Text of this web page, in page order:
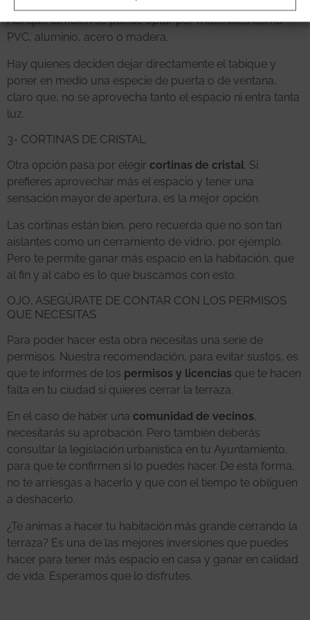
tras tirar el tabique, es utilizar un
Aunque también se puede optar por materiales como
PVC, aluminio, acero o madera.
Hay quienes deciden dejar directamente el tabique y
poner en medio una especie de puerta o de ventana,
claro que, no se aprovecha tanto el espacio ni entra tanta
luz.
3- CORTINAS DE CRISTAL
Otra opción pasa por elegir cortinas de cristal. Si
prefieres aprovechar más el espacio y tener una
sensación mayor de apertura, es la mejor opción.
Las cortinas están bien, pero recuerda que no son tan
aislantes como un cerramiento de vidrio, por ejemplo.
Pero te permite ganar más espacio en la habitación, que
al fin y al cabo es lo que buscamos con esto.
OJO, ASEGÚRATE DE CONTAR CON LOS PERMISOS
QUE NECESITAS
Para poder hacer esta obra necesitas una serie de
permisos. Nuestra recomendación, para evitar sustos, es
que te informes de los permisos y licencias que te hacen
falta en tu ciudad si quieres cerrar la terraza.
En el caso de haber una comunidad de vecinos,
necesitarás su aprobación. Pero también deberás
consultar la legislación urbanística en tu Ayuntamiento,
para que te confirmen si lo puedes hacer. De esta forma,
no te arriesgas a hacerlo y que con el tiempo te obliguen
a deshacerlo.
¿Te animas a hacer tu habitación más grande cerrando la
terraza? Es una de las mejores inversiones que puedes
hacer para tener más espacio en casa y ganar en calidad
de vida. Esperamos que lo disfrutes.